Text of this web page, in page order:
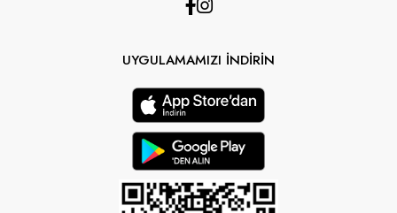
UYGULAMAMIZI İNDİRİN